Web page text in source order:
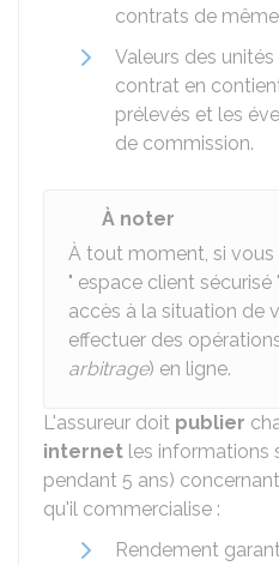
contrats de
Valeurs des
contrat en
prélevés et les
de commission.
À noter
À tout moment, si vous
" espace client
accès à la situation de
effectuer des
arbitrage) en ligne.
L'assureur doit publier
internet les informations
pendant 5 ans)
qu'il commercialise :
Rendement